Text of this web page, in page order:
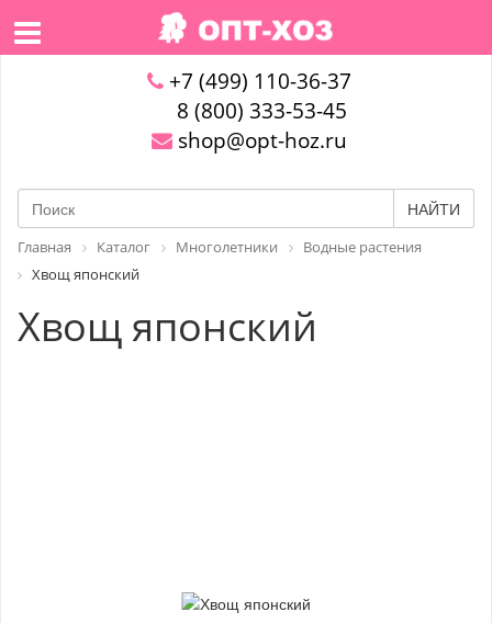
+7 (499) 110-36-37
8 (800) 333-53-45
shop@opt-hoz.ru
НАЙТИ
Главная Каталог Многолетники
Водные растения
Хвощ японский
Хвощ японский